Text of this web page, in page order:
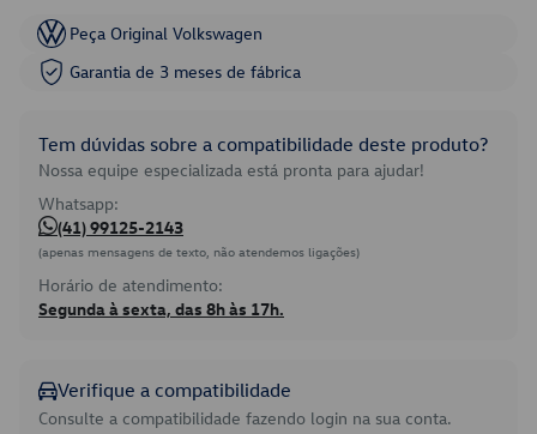
Peça Original Volkswagen
Garantia de 3 meses de fábrica
Tem dúvidas sobre a compatibilidade deste produto?
Nossa equipe especializada está pronta para ajudar!
Whatsapp:
(41) 99125-2143
(apenas mensagens de texto, não atendemos ligações)
Horário de atendimento:
Segunda à sexta, das 8h às 17h.
Verifique a compatibilidade
Consulte a compatibilidade fazendo login na sua conta.